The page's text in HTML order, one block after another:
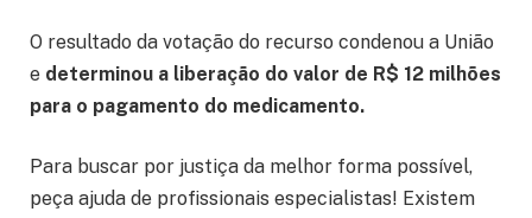
O resultado da votação do recurso condenou a União
e determinou a liberação do valor de R$ 12 milhões
para o pagamento do medicamento.
Para buscar por justiça da melhor forma possível,
peça ajuda de profissionais especialistas! Existem